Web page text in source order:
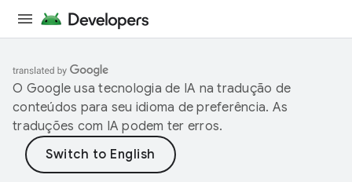
O Google usa tecnologia de IA na tradução de
conteúdos para seu idioma de preferência. As
traduções com IA podem ter erros.